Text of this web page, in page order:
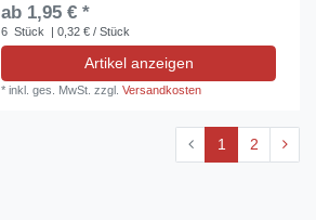
ab 1,95 € *
6 Stück | 0,32 € / Stück
Artikel anzeigen
*inkl. ges. MwSt. zzgl.Versandkosten
1 2